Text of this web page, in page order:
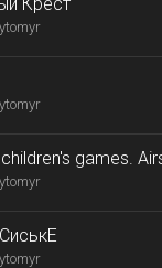
games.